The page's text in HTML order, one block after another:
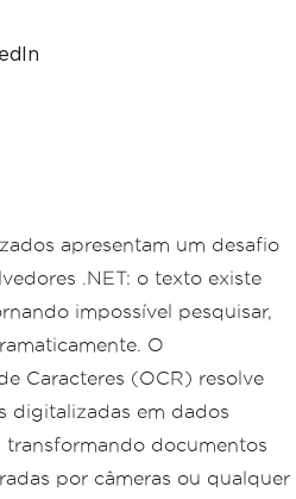
apresentam um desafio
.NET: o texto existe
impossível pesquisar,
O
Caracteres (OCR) resolve
digitalizadas em dados
transformando documentos
por câmeras ou qualquer